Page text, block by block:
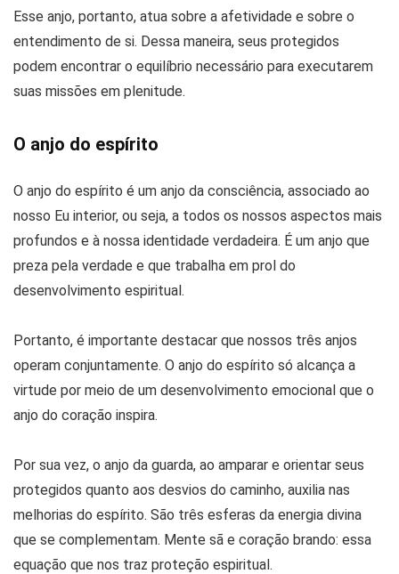
Esse anjo, portanto, atua sobre a afetividade e sobre o
entendimento de si. Dessa maneira, seus protegidos
podem encontrar o equilíbrio necessário para executarem
suas missões em plenitude.
O anjo do espírito
O anjo do espírito é um anjo da consciência, associado ao
nosso Eu interior, ou seja, a todos os nossos aspectos mais
profundos e à nossa identidade verdadeira. É um anjo que
preza pela verdade e que trabalha em prol do
desenvolvimento espiritual.
Portanto, é importante destacar que nossos três anjos
operam conjuntamente. O anjo do espírito só alcança a
virtude por meio de um desenvolvimento emocional que o
anjo do coração inspira.
Por sua vez, o anjo da guarda, ao amparar e orientar seus
protegidos quanto aos desvios do caminho, auxilia nas
melhorias do espírito. São três esferas da energia divina
que se complementam. Mente sã e coração brando: essa
equação que nos traz proteção espiritual.